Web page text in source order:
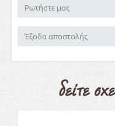
Ρωτήστε μας
Έξοδα αποστολής